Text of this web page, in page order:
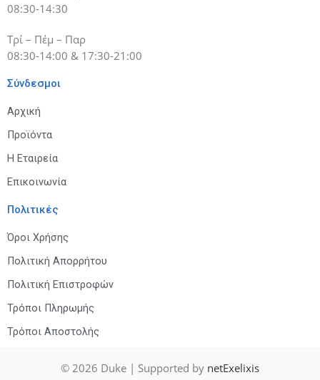
08:30-14:30
Τρί – Πέμ – Παρ
08:30-14:00 & 17:30-21:00
Σύνδεσμοι
Αρχική
Προϊόντα
Η Εταιρεία
Επικοινωνία
Πολιτικές
Όροι Χρήσης
Πολιτική Απορρήτου
Πολιτική Επιστροφών
Τρόποι Πληρωμής
Τρόποι Αποστολής
© 2026 Duke | Supported by netExelixis